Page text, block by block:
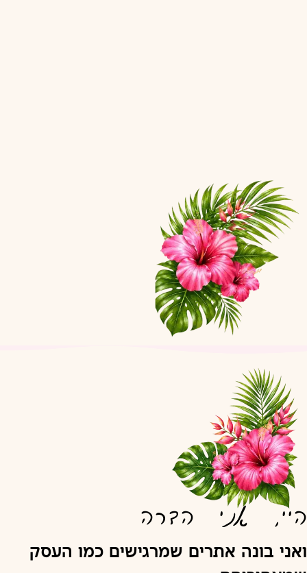
היי, אני הדרה
ואני בונה אתרים שמרגישים כמו העסק